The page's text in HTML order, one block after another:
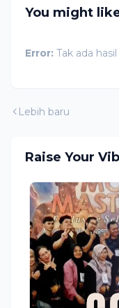
You might
Error: Tak ada
Lebih baru
Raise Your